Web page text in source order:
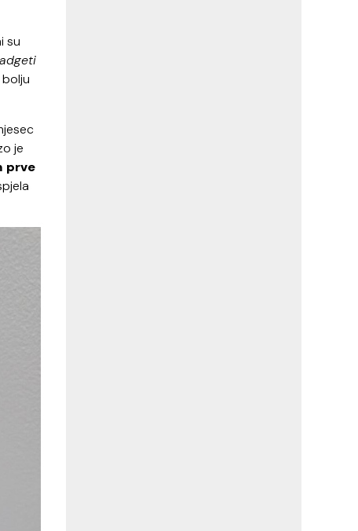
su
je
prve